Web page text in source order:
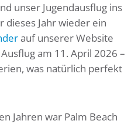
unser Jugendausflug ins
dieses Jahr wieder ein
auf unserer Website
am 11. April 2026 –
was natürlich perfekt
Jahren war Palm Beach